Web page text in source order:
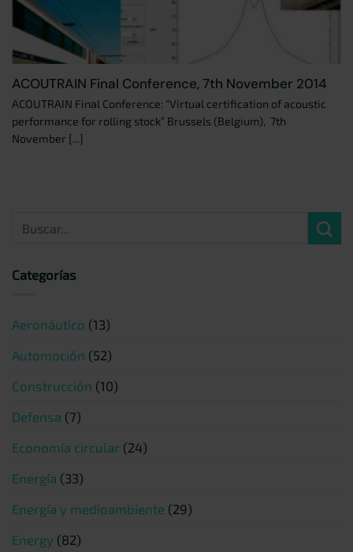
ACOUTRAIN Final Conference, 7th November 2014
ACOUTRAIN Final Conference: “Virtual certification of acoustic
performance for rolling stock” Brussels (Belgium), 7th
November [...]
Categorías
Aeronáutico (13)
Automoción (52)
Construcción (10)
Defensa (7)
Economía circular (24)
Energía (33)
Energía y medioambiente (29)
Energy (82)